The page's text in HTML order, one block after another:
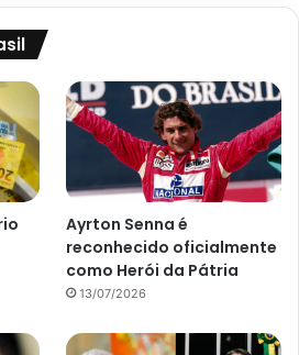
Ayrton Senna é
reconhecido oficialmente
como Herói da Pátria
13/07/2026